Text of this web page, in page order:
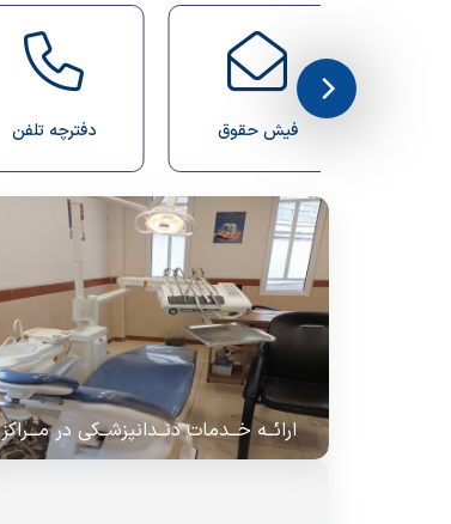
دفترچه تلفن کمیته اخلاق بالینی
ارائــه خــدمات دنــدانپزشــکی در مـــراکز
خــدمات جــامع ســلامت